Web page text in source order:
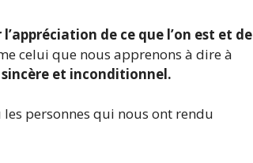
de ce que l’on est et de
celui que nous apprenons à dire à
et inconditionnel.
les personnes qui nous ont rendu